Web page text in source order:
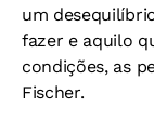
um
fazer e aquilo
condições, as
Fischer.